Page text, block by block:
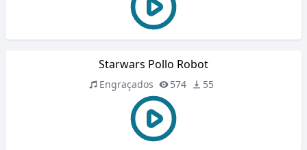
Starwars Pollo Robot
Engraçados 574 55